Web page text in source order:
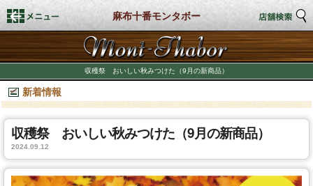
麻布十番モンタボー
収穫祭 おいしい秋みつけた（9月の新商品）
新着情報
収穫祭 おいしい秋みつけた（9月の新商品）
2024.09.12
トップページ
店舗検索
新着情報
商品情報